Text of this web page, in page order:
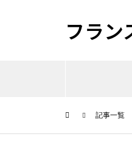
フラン
記事一覧